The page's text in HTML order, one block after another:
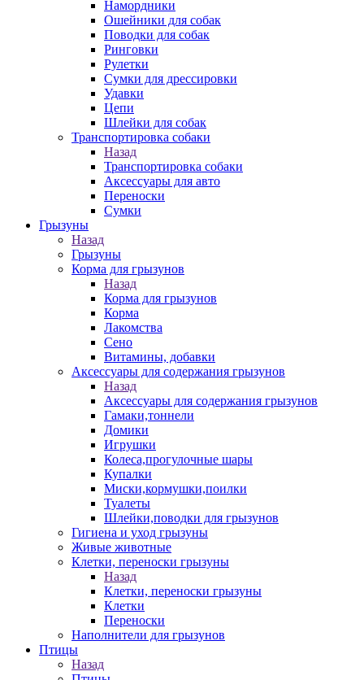
Намордники
Ошейники для собак
Поводки для собак
Ринговки
Рулетки
Сумки для дрессировки
Удавки
Цепи
Шлейки для собак
Транспортировка собаки
Назад
Транспортировка собаки
Аксессуары для авто
Переноски
Сумки
Грызуны
Назад
Грызуны
Корма для грызунов
Назад
Корма для грызунов
Корма
Лакомства
Сено
Витамины, добавки
Аксессуары для содержания грызунов
Назад
Аксессуары для содержания грызунов
Гамаки,тоннели
Домики
Игрушки
Колеса,прогулочные шары
Купалки
Миски,кормушки,поилки
Туалеты
Шлейки,поводки для грызунов
Гигиена и уход грызуны
Живые животные
Клетки, переноски грызуны
Назад
Клетки, переноски грызуны
Клетки
Переноски
Наполнители для грызунов
Птицы
Назад